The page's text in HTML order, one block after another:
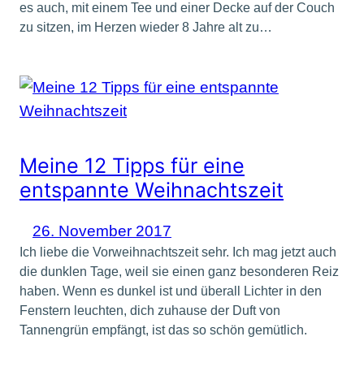
es auch, mit einem Tee und einer Decke auf der Couch
zu sitzen, im Herzen wieder 8 Jahre alt zu…
Meine 12 Tipps für eine
entspannte Weihnachtszeit
26. November 2017
Ich liebe die Vorweihnachtszeit sehr. Ich mag jetzt auch
die dunklen Tage, weil sie einen ganz besonderen Reiz
haben. Wenn es dunkel ist und überall Lichter in den
Fenstern leuchten, dich zuhause der Duft von
Tannengrün empfängt, ist das so schön gemütlich.